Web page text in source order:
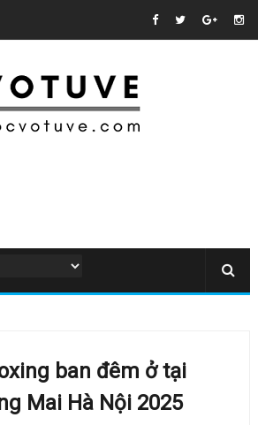
ban đêm ở tại
Mai Hà Nội 2025